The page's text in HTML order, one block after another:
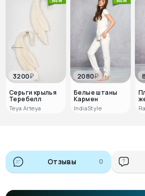
3200₽
Серьги крылья
Теребелл
Teya Arteya
2080₽
Белые штаны
Кармен
IndiaStyle
Отзывы 0